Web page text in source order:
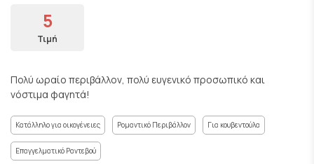
5
Τιμή
Πολύ ωραίο περιβάλλον, πολύ ευγενικό προσωπικό και
νόστιμα φαγητά!
Κατάλληλο για οικογένειες Ρομαντικό Περιβάλλον Για κουβεντούλα
Επαγγελματικό Ραντεβού